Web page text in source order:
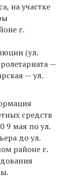
на участке
г.
(ул.
—
— ул.
средств
9 мая по ул.
до ул.
районе г.